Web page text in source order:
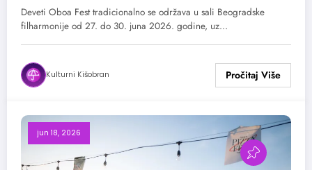
Deveti Oboa Fest tradicionalno se održava u sali Beogradske
filharmonije od 27. do 30. juna 2026. godine, uz…
Kulturni Kišobran
jun 18, 2026